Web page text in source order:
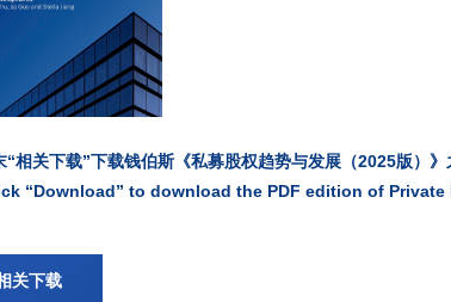
“相关下载”下载钱伯斯《私募股权趋势与发展（2025版）
“Download” to download the PDF edition of Private
关下载